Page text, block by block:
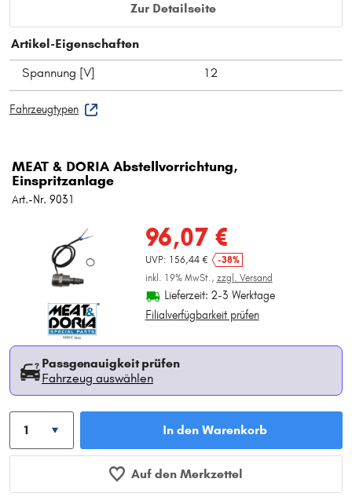
Zur Detailseite
Artikel-Eigenschaften
Spannung [V]
12
Fahrzeugtypen
MEAT & DORIA Abstellvorrichtung,
Einspritzanlage
Art.-Nr. 9031
96,07 €
UVP: 156,44 €
-38%
inkl. 19% MwSt., zzgl. Versand
Lieferzeit: 2-3 Werktage
Filialverfügbarkeit prüfen
Passgenauigkeit prüfen
Fahrzeug auswählen
In den Warenkorb
Auf den Merkzettel